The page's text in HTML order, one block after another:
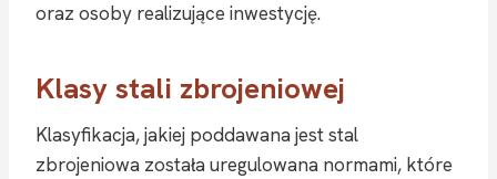
oraz osoby realizujące inwestycję.
Klasy stali zbrojeniowej
Klasyfikacja, jakiej poddawana jest stal
zbrojeniowa została uregulowana normami, które